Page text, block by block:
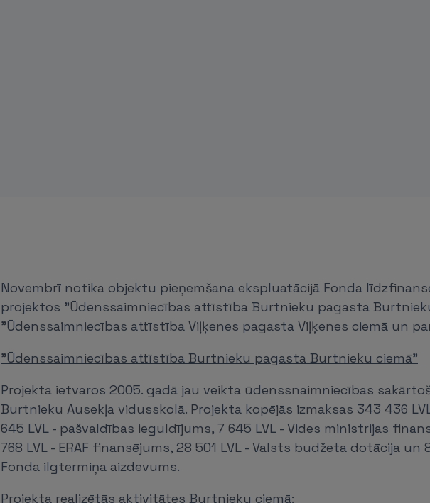
Novembrī notika objektu pieņemšana ekspluatācijā Fonda
projektos "Ūdenssaimniecības attīstība Burtnieku pagasta
"Ūdenssaimniecības attīstība Viļķenes pagasta Viļķenes ciemā un
"Ūdenssaimniecības attīstība Burtnieku pagasta Burtnieku ciemā"
Projekta ietvaros 2005. gadā jau veikta ūdenssnaimniecības
Burtnieku Ausekļa vidusskolā. Projekta kopējās izmaksas 343 436
645 LVL - pašvaldības ieguldījums, 7 645 LVL - Vides ministrijas
768 LVL - ERAF finansējums, 28 501 LVL - Valsts budžeta dotācija un
Fonda ilgtermiņa aizdevums.
Projekta realizētās aktivitātes Burtnieku ciemā: